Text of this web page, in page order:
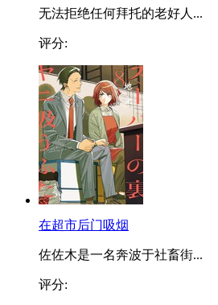
无法拒绝任何拜托的老好人...
评分:
在超市后门吸烟
佐佐木是一名奔波于社畜街...
评分: